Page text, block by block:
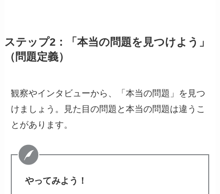
ステップ2：「本当の問題を見つけよう」
（問題定義）
観察やインタビューから、「本当の問題」を見つ
けましょう。見た目の問題と本当の問題は違うこ
とがあります。
やってみよう！